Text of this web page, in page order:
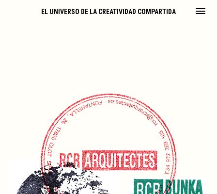
EL UNIVERSO DE LA CREATIVIDAD COMPARTIDA